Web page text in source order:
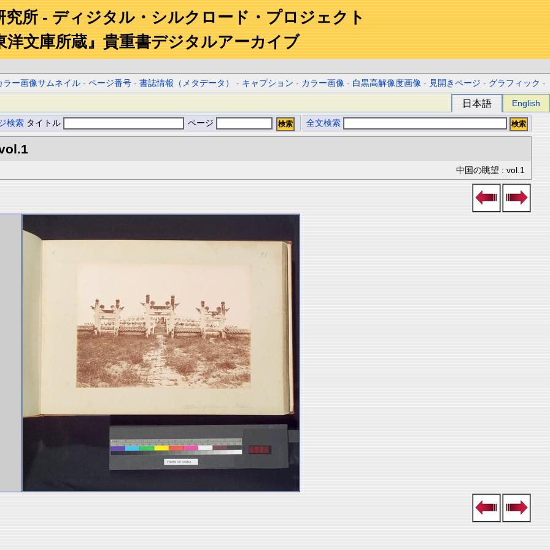
究所 - ディジタル・シルクロード・プロジェクト
洋文庫所蔵』貴重書デジタルアーカイブ
ラー画像サムネイル -ページ番号 -書誌情報（メタデータ） - キャプション - カラー画像 - 白黒高解像度画像 - 見開きページ - グラフィック -
日本語 English
検索 タイトル ページ 全文検索
中国の眺望 : vol.1